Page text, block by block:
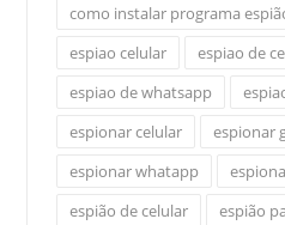
como instalar programa
espiao celular
espiao de
espiao de whatsapp
espionar celular
espionar
espionar whatapp
espião de celular
espião